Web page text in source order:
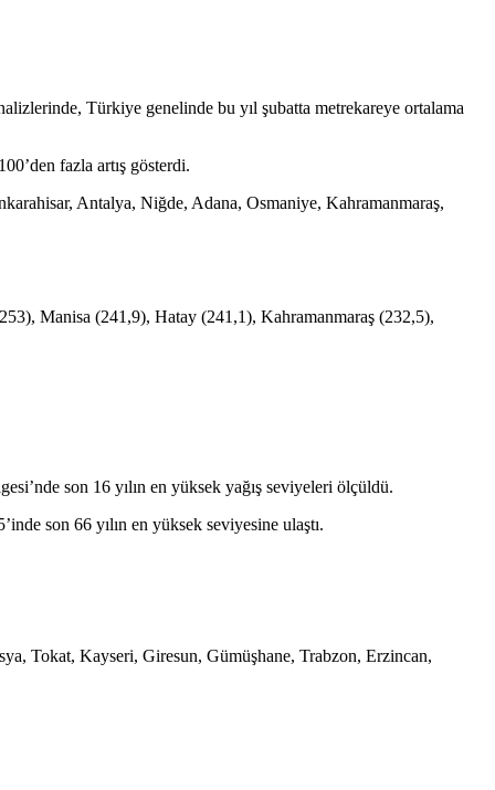
Türkiye genelinde bu yıl şubatta metrekareye ortalama
fazla artış gösterdi.
Antalya, Niğde, Adana, Osmaniye, Kahramanmaraş,
Manisa (241,9), Hatay (241,1), Kahramanmaraş (232,5),
son 16 yılın en yüksek yağış seviyeleri ölçüldü.
son 66 yılın en yüksek seviyesine ulaştı.
Tokat, Kayseri, Giresun, Gümüşhane, Trabzon, Erzincan,